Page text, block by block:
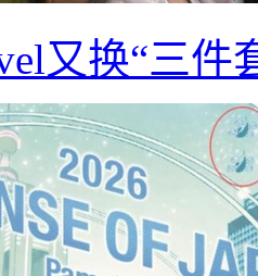
又换“三